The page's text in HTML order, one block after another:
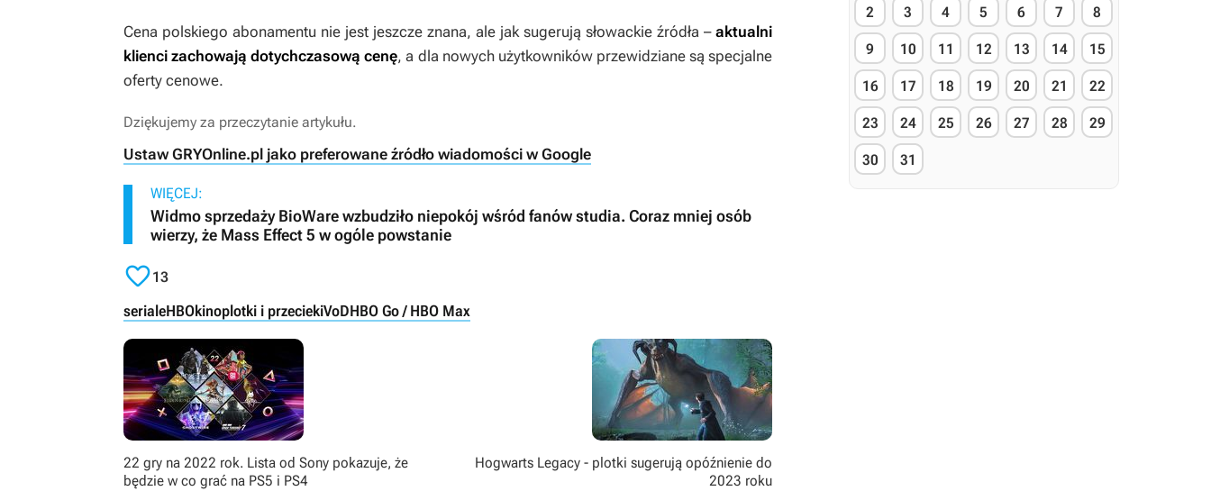
Cena polskiego abonamentu nie jest jeszcze znana, ale jak sugerują słowackie źródła – aktualni
klienci zachowają dotychczasową cenę, a dla nowych użytkowników przewidziane są specjalne
oferty cenowe.
Dziękujemy za przeczytanie artykułu.
Ustaw GRYOnline.pl jako preferowane źródło wiadomości w Google
WIĘCEJ:
Widmo sprzedaży BioWare wzbudziło niepokój wśród fanów studia. Coraz mniej osób
wierzy, że Mass Effect 5 w ogóle powstanie
13
serialeHBOkinoplotki i przeciekiVoDHBO Go / HBO Max
22 gry na 2022 rok. Lista od Sony pokazuje, że
będzie w co grać na PS5 i PS4
Hogwarts Legacy - plotki sugerują opóźnienie do
2023 roku
2 3 4 5 6 7 8
9 10 11 12 13 14 15
16 17 18 19 20 21 22
23 24 25 26 27 28 29
30 31